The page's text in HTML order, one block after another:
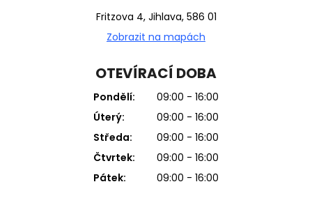
Fritzova 4, Jihlava, 586 01
Zobrazit na mapách
OTEVÍRACÍ DOBA
Pondělí:
09:00 - 16:00
Úterý:
09:00 - 16:00
Středa:
09:00 - 16:00
Čtvrtek:
09:00 - 16:00
Pátek:
09:00 - 16:00